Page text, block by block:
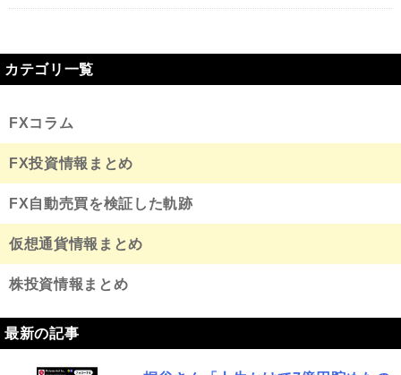
カテゴリ一覧
FXコラム
FX投資情報まとめ
FX自動売買を検証した軌跡
仮想通貨情報まとめ
株投資情報まとめ
最新の記事